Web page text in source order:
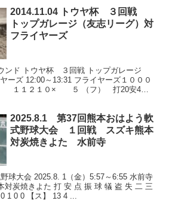
2014.11.04 トウヤ杯 ３回戦
トップガレージ（友志リーグ）対
フライヤーズ
ンド トウヤ杯 ３回戦 トップガレージ
ーズ 12:00～13:31 フライヤーズ１０００
１２１０× ５ （フ） 打20安4点2
2025.8.1 第37回熊本おはよう軟
式野球大会 １回戦 スズキ熊本
対炭焼きよた 水前寺
球大会 2025.8. 1（金）5:57～6:55 水前寺
対炭焼きよた 打 安 点 振 球 犠 盗 失 二 三
1 0 0 【ス】 13 4 ...